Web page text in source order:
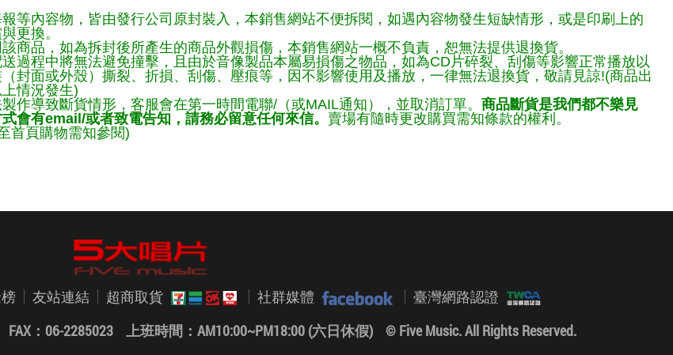
等內容物，皆由發行公司原封裝入，本銷售網站不便拆閱，如遇內容物發生短缺情形，或是印刷上的
更換。
商品，如為拆封後所產生的商品外觀損傷，本銷售網站一概不負責，恕無法提供退換貨。
過程中將無法避免撞擊，且由於音像製品本屬易損傷之物品，如為CD片碎裂、刮傷等影響正常播放以
封面或外殼）撕裂、折損、刮傷、壓痕等，因不影響使用及播放，一律無法退換貨，敬請見諒!(商品出
情況發生)
作導致斷貨情形，客服會在第一時間電聯/（或MAIL通知），並取消訂單。 商品斷貨是我們都不樂見
會有email/或者致電告知，請務必留意任何來信。 賣場有隨時更改購買需知條款的權利。
首頁購物需知參閱)
友站連結 超商取貨 社群媒體 臺灣網路認證
FAX：06-2285023 上班時間：AM10:00~PM18:00 (六日休假)© Five Music. All Rights Reserved.